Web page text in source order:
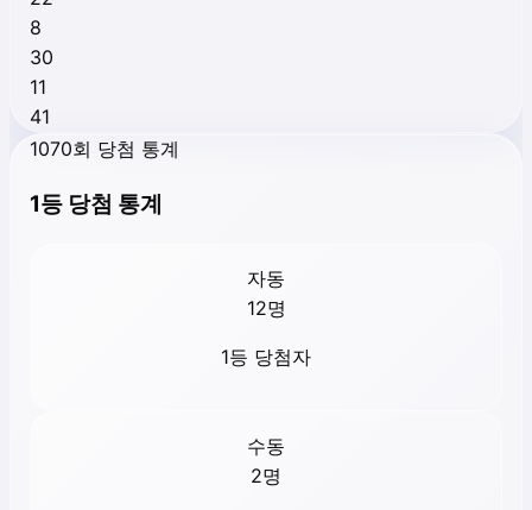
8
30
11
41
1070회 당첨 통계
1등 당첨 통계
자동
12명
1등 당첨자
수동
2명